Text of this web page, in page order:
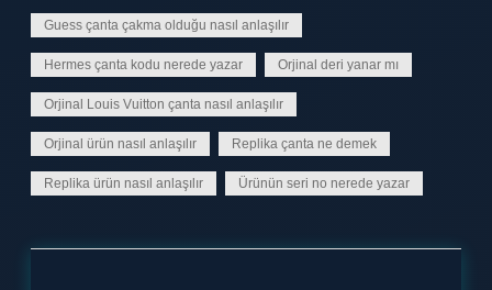
Guess çanta çakma olduğu nasıl anlaşılır
Hermes çanta kodu nerede yazar Orjinal deri yanar mı
Orjinal Louis Vuitton çanta nasıl anlaşılır
Orjinal ürün nasıl anlaşılır Replika çanta ne demek
Replika ürün nasıl anlaşılır Ürünün seri no nerede yazar